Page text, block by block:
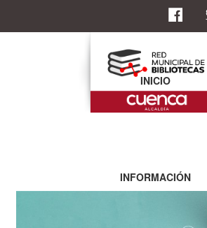
INICIO
INFORMACIÓN